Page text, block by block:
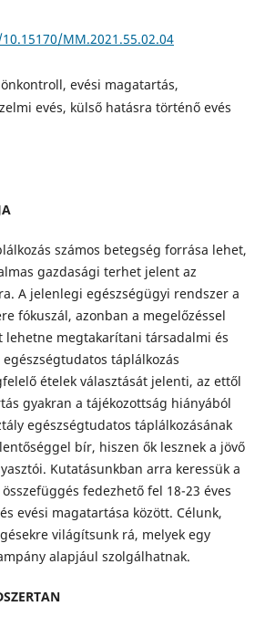
MM.2021.55.02.04
önkontroll, evési magatartás,
evés, külső hatásra történő evés
számos betegség forrása lehet,
gazdasági terhet jelent az
A jelenlegi egészségügyi rendszer a
fókuszál, azonban a megelőzéssel
lehetne megtakarítani társadalmi és
táplálkozás
ételek választását jelenti, az ettől
gyakran a tájékozottság hiányából
egészségtudatos táplálkozásának
bír, hiszen ők lesznek a jövő
Kutatásunkban arra keressük a
fedezhető fel 18-23 éves
evési magatartása között. Célunk,
világítsunk rá, melyek egy
alapjául szolgálhatnak.